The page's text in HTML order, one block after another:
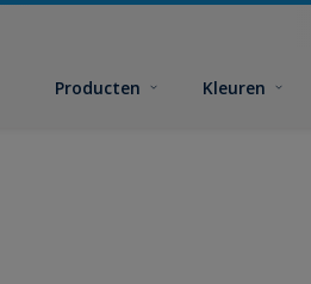
Producten Kleuren